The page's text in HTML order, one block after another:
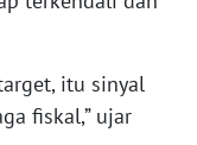
itu sinyal
fiskal,” ujar